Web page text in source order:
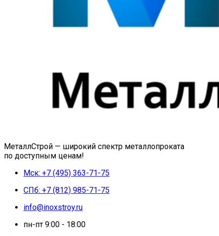
МеталлСтрой — широкий спектр металлопроката
по доступным ценам!
Мск: +7 (495) 363-71-75
СПб: +7 (812) 985-71-75
info@inoxstroy.ru
пн-пт 9:00 - 18:00